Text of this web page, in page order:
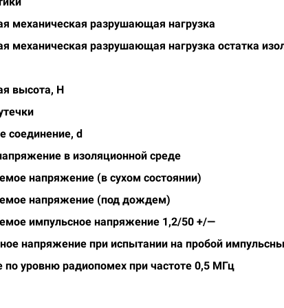
механическая разрушающая нагрузка
механическая разрушающая нагрузка остатка
высота, H
соединение, d
в изоляционной среде
напряжение (в сухом состоянии)
напряжение (под дождем)
импульсное напряжение 1,2/50 +/—
напряжение при испытании на пробой
уровню радиопомех при частоте 0,5 МГц